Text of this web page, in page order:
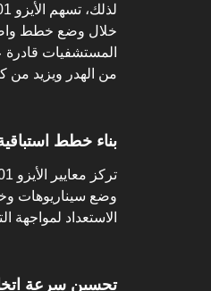
خلال وضع خطط
المستشفيات
من الهدر ويزيد من
بناء خطط
وضع سيناريوهات
الاستعداد لمواجهة
تحسين سرعة